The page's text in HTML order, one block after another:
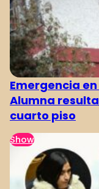
Emergencia
Alumna
cuarto piso
Show